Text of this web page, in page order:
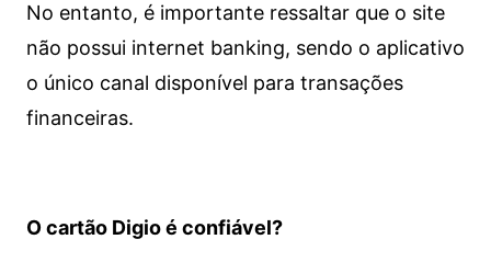
No entanto, é importante ressaltar que o site
não possui internet banking, sendo o aplicativo
o único canal disponível para transações
financeiras.
O cartão Digio é confiável?